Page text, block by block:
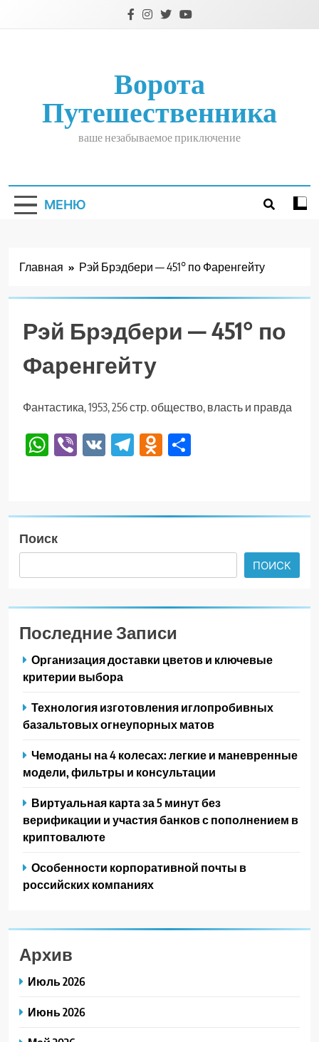
Ворота
Путешественника
ваше незабываемое приключение
МЕНЮ
Главная Рэй Брэдбери — 451° по Фаренгейту
Рэй Брэдбери — 451° по
Фаренгейту
Фантастика, 1953, 256 стр. общество, власть и правда
WhatsApp
Viber
VK TelegramOdnoklassniki
Поиск
ПОИСК
Последние Записи
Организация доставки цветов и ключевые
критерии выбора
Технология изготовления иглопробивных
базальтовых огнеупорных матов
Чемоданы на 4 колесах: легкие и маневренные
модели, фильтры и консультации
Виртуальная карта за 5 минут без
верификации и участия банков с пополнением в
криптовалюте
Особенности корпоративной почты в
российских компаниях
Архив
Июль 2026
Июнь 2026